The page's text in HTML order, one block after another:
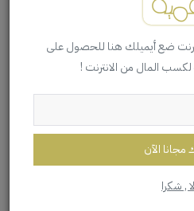
ضع أيميلك هنا للحصول على
لكسب المال من الانترنت !
مجانا الآن
لا , شكرا